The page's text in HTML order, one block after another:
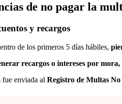
de no pagar la
y recargos
de los primeros 5 días hábiles,
recargos o intereses por mora,
enviada al Registro de Multas No